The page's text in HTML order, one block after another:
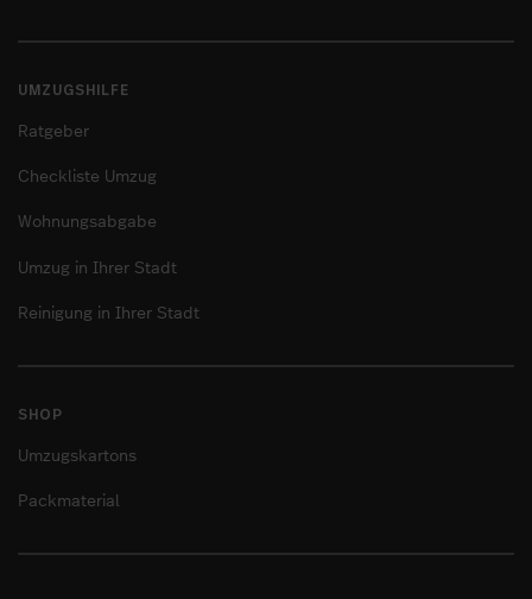
UMZUGSHILFE
Ratgeber
Checkliste Umzug
Wohnungsabgabe
Umzug in Ihrer Stadt
Reinigung in Ihrer Stadt
SHOP
Umzugskartons
Packmaterial